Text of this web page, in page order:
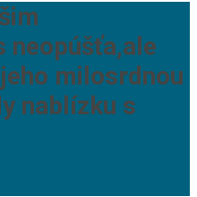
neopúšťa,ale
milosrdnou
nablízku s